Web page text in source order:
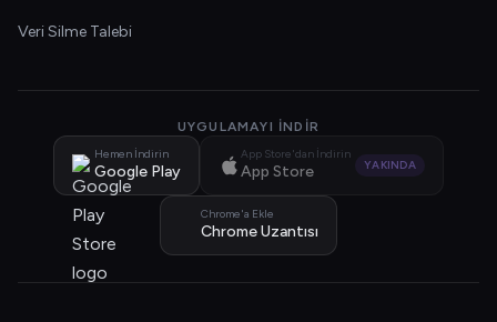
Veri Silme Talebi
UYGULAMAYI İNDIR
Hemen İndirin
Google Play
App Store'dan İndirin
App Store YAKINDA
Chrome'a Ekle
Chrome Uzantısı